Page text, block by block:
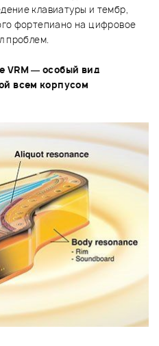
клавиатуры и тембр,
фортепиано на цифровое
проблем.
VRM — особый вид
всем корпусом